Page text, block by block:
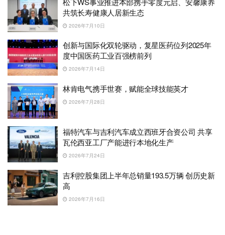
共筑长寿健康人居新生态
2026年7月10日
创新与国际化双轮驱动，复星医药位列2025年
度中国医药工业百强榜前列
2026年7月14日
林肯电气携手世赛，赋能全球技能英才
2026年7月28日
福特汽车与吉利汽车成立西班牙合资公司 共享
瓦伦西亚工厂产能进行本地化生产
2026年7月24日
吉利控股集团上半年总销量193.5万辆 创历史新
高
2026年7月16日